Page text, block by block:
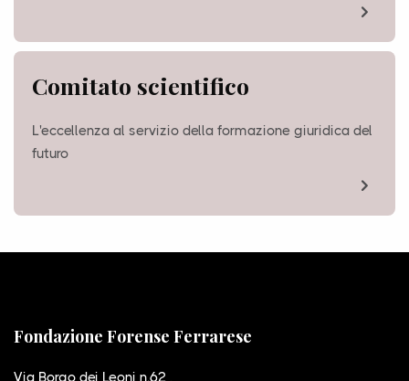
Comitato scientifico
L'eccellenza al servizio della formazione giuridica del
futuro
Fondazione Forense Ferrarese
Via Borgo dei Leoni n.62 ,